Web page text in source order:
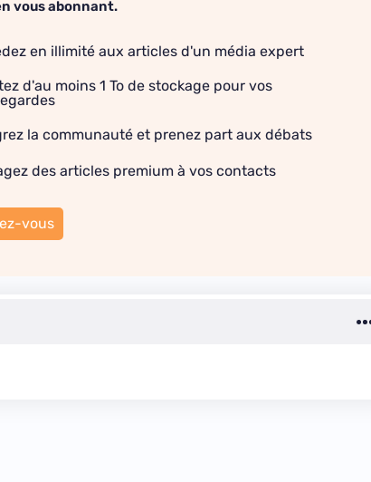
vous abonnant.
en illimité aux articles d'un média expert
d'au moins 1 To de stockage pour vos
la communauté et prenez part aux débats
des articles premium à vos contacts
vous